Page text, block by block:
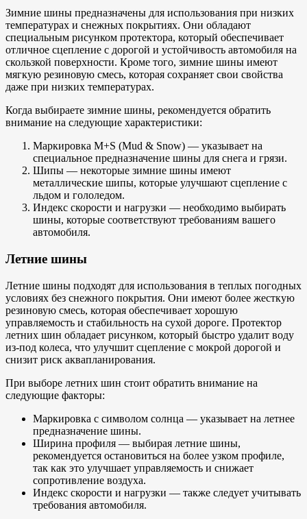
Зимние шины предназначены для использования при низких
температурах и снежных покрытиях. Они обладают
специальным рисунком протектора, который обеспечивает
отличное сцепление с дорогой и устойчивость автомобиля на
скользкой поверхности. Кроме того, зимние шины имеют
мягкую резиновую смесь, которая сохраняет свои свойства
даже при низких температурах.
Когда выбираете зимние шины, рекомендуется обратить
внимание на следующие характеристики:
Маркировка M+S (Mud & Snow) — указывает на
специальное предназначение шины для снега и грязи.
Шипы — некоторые зимние шины имеют
металлические шипы, которые улучшают сцепление с
льдом и гололедом.
Индекс скорости и нагрузки — необходимо выбирать
шины, которые соответствуют требованиям вашего
автомобиля.
Летние шины
Летние шины подходят для использования в теплых погодных
условиях без снежного покрытия. Они имеют более жесткую
резиновую смесь, которая обеспечивает хорошую
управляемость и стабильность на сухой дороге. Протектор
летних шин обладает рисунком, который быстро удалит воду
из-под колеса, что улучшит сцепление с мокрой дорогой и
снизит риск аквапланирования.
При выборе летних шин стоит обратить внимание на
следующие факторы:
Маркировка с символом солнца — указывает на летнее
предназначение шины.
Ширина профиля — выбирая летние шины,
рекомендуется остановиться на более узком профиле,
так как это улучшает управляемость и снижает
сопротивление воздуха.
Индекс скорости и нагрузки — также следует учитывать
требования автомобиля.